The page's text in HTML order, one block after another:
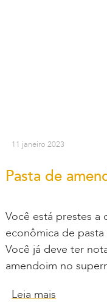
11 janeiro 2023
Pasta de
Você está prestes a
econômica de
Você já deve ter
amendoim no
Leia mais